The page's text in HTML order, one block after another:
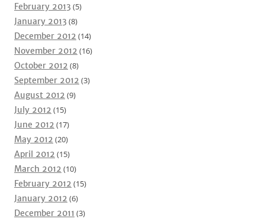
February 2013 (5)
January 2013 (8)
December 2012 (14)
November 2012 (16)
October 2012 (8)
September 2012 (3)
August 2012 (9)
July 2012 (15)
June 2012 (17)
May 2012 (20)
April 2012 (15)
March 2012 (10)
February 2012 (15)
January 2012 (6)
December 2011 (3)